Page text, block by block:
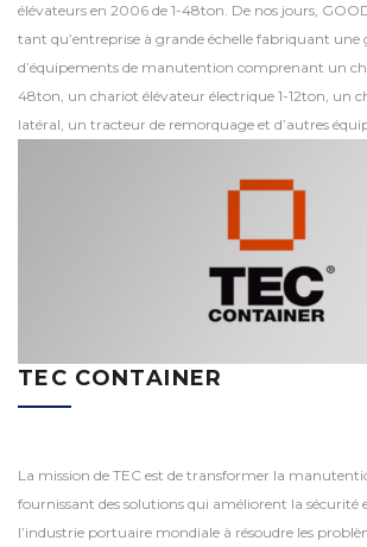
élévateurs en 2006 de 1-48ton. De nos jours,
tant qu’entreprise à grande échelle fabriquant
d’équipements de manutention comprenant un
48ton, un chariot élévateur électrique 1-12ton, un
latéral, un tracteur de remorquage et d’autres
TEC CONTAINER
La mission de TEC est de transformer la
fournissant des solutions qui améliorent la sécurité
l’industrie portuaire mondiale à résoudre les